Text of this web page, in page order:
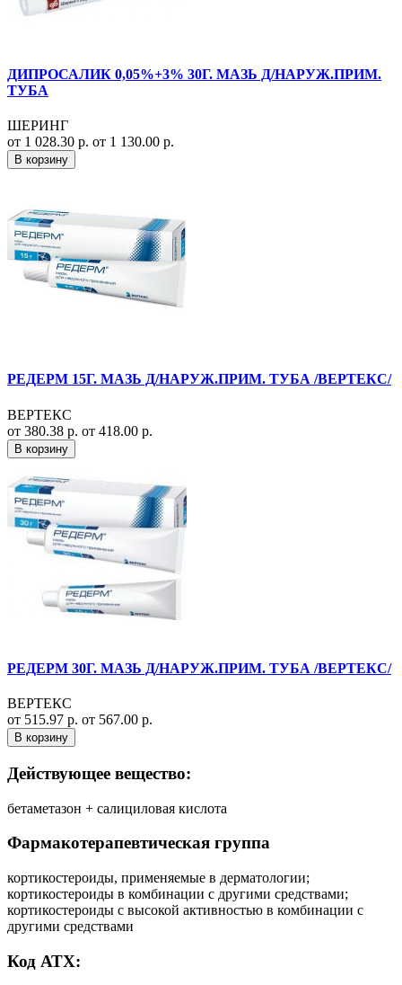
ДИПРОСАЛИК 0,05%+3% 30Г. МАЗЬ Д/НАРУЖ.ПРИМ.
ТУБА
ШЕРИНГ
от 1 028.30 р. от 1 130.00 р.
В корзину
РЕДЕРМ 15Г. МАЗЬ Д/НАРУЖ.ПРИМ. ТУБА /ВЕРТЕКС/
ВЕРТЕКС
от 380.38 р. от 418.00 р.
В корзину
РЕДЕРМ 30Г. МАЗЬ Д/НАРУЖ.ПРИМ. ТУБА /ВЕРТЕКС/
ВЕРТЕКС
от 515.97 р. от 567.00 р.
В корзину
Действующее вещество:
бетаметазон + салициловая кислота
Фармакотерапевтическая группа
кортикостероиды, применяемые в дерматологии;
кортикостероиды в комбинации с другими средствами;
кортикостероиды с высокой активностью в комбинации с
другими средствами
Код АТХ: